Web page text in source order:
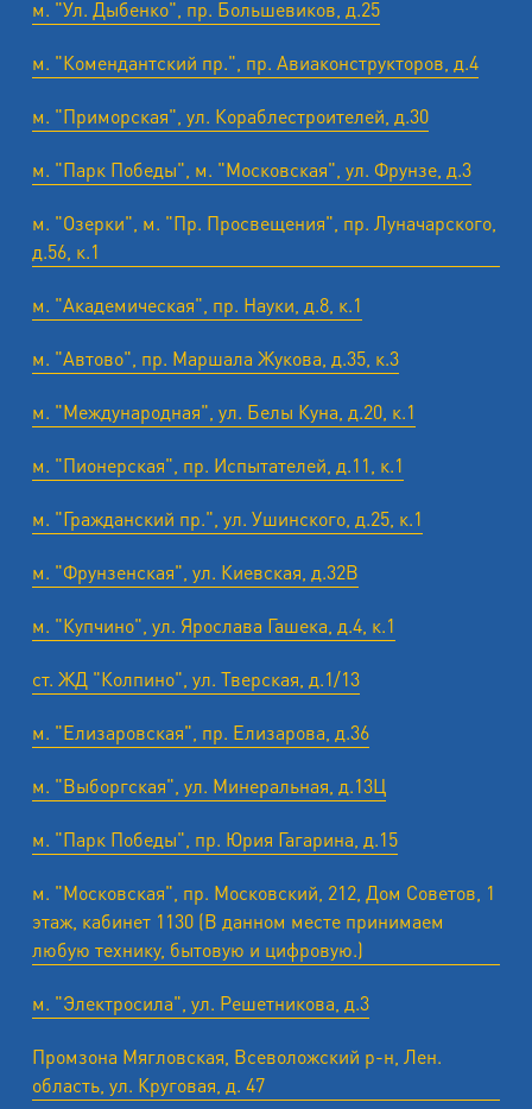
м. "Ул. Дыбенко", пр. Большевиков, д.25
м. "Комендантский пр.", пр. Авиаконструкторов, д.4
м. "Приморская", ул. Кораблестроителей, д.30
м. "Парк Победы", м. "Московская", ул. Фрунзе, д.3
м. "Озерки", м. "Пр. Просвещения", пр. Луначарского,
д.56, к.1
м. "Академическая", пр. Науки, д.8, к.1
м. "Автово", пр. Маршала Жукова, д.35, к.3
м. "Международная", ул. Белы Куна, д.20, к.1
м. "Пионерская", пр. Испытателей, д.11, к.1
м. "Гражданский пр.", ул. Ушинского, д.25, к.1
м. "Фрунзенская", ул. Киевская, д.32В
м. "Купчино", ул. Ярослава Гашека, д.4, к.1
ст. ЖД "Колпино", ул. Тверская, д.1/13
м. "Елизаровская", пр. Елизарова, д.36
м. "Выборгская", ул. Минеральная, д.13Ц
м. "Парк Победы", пр. Юрия Гагарина, д.15
м. "Московская", пр. Московский, 212, Дом Советов, 1
этаж, кабинет 1130 (В данном месте принимаем
любую технику, бытовую и цифровую.)
м. "Электросила", ул. Решетникова, д.3
Промзона Мягловская, Всеволожский р-н, Лен.
область, ул. ​Круговая, д. 47